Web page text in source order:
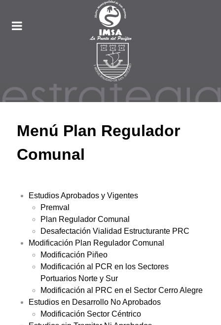
Menú Plan Regulador
Comunal
Estudios Aprobados y Vigentes
Premval
Plan Regulador Comunal
Desafectación Vialidad Estructurante PRC
Modificación Plan Regulador Comunal
Modificación Piñeo
Modificación al PCR en los Sectores
Portuarios Norte y Sur
Modificación al PRC en el Sector Cerro Alegre
Estudios en Desarrollo No Aprobados
Modificación Sector Céntrico